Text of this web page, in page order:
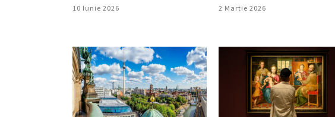
10 Iunie 2026 2 Martie 2026